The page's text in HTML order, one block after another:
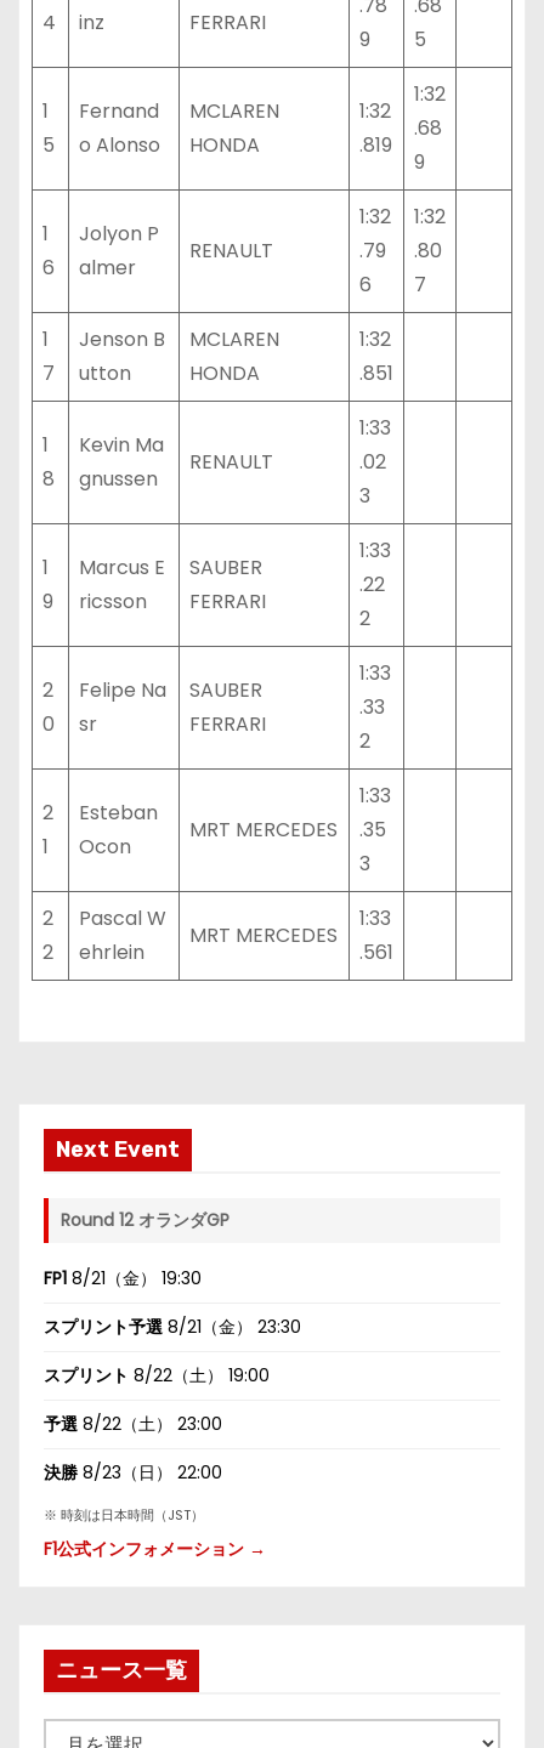
4
inz
FERRARI
9
5
1
5
Fernand
o Alonso
MCLAREN
HONDA
1:32
.819
1:32
.68
9
1
6
Jolyon P
almer
RENAULT
1:32
.79
6
1:32
.80
7
1
7
Jenson B
utton
MCLAREN
HONDA
1:32
.851
1
8
Kevin Ma
gnussen
RENAULT
1:33
.02
3
1
9
Marcus E
ricsson
SAUBER
FERRARI
1:33
.22
2
2
0
Felipe Na
sr
SAUBER
FERRARI
1:33
.33
2
2
1
Esteban
Ocon
MRT MERCEDES
1:33
.35
3
2
2
Pascal W
ehrlein
MRT MERCEDES
1:33
.561
Next Event
Round 12 オランダGP
FP1 8/21（金） 19:30
スプリント予選 8/21（金） 23:30
スプリント 8/22（土） 19:00
予選 8/22（土） 23:00
決勝 8/23（日） 22:00
※ 時刻は日本時間（JST）
F1公式インフォメーション →
ニュース一覧